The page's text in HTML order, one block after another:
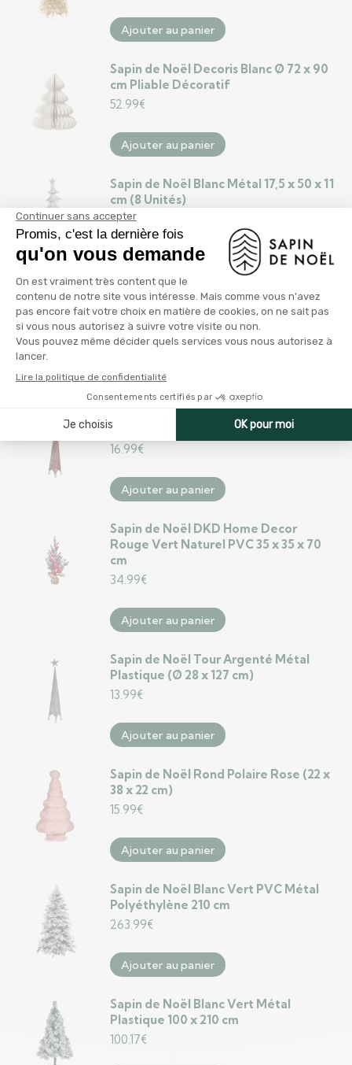
Ajouter au panier
Sapin de Noël Decoris Blanc Ø 72 x 90
cm Pliable Décoratif
52.99€
Ajouter au panier
Sapin de Noël Blanc Métal 17,5 x 50 x 11
cm (8 Unités)
65.99
Ajouter au panier
Sapin de Noël Tour Étoile Doré Métal
Plastique 39 x 186 x 39 cm (4 Unités)
71.99€
Ajouter au panier
Plastique (Ø 34 x 154 cm)
16.99€
Ajouter au panier
Sapin de Noël DKD Home Decor
Rouge Vert Naturel PVC 35 x 35 x 70
cm
34.99€
Ajouter au panier
Sapin de Noël Tour Argenté Métal
Plastique (Ø 28 x 127 cm)
13.99€
Ajouter au panier
Sapin de Noël Rond Polaire Rose (22 x
38 x 22 cm)
15.99€
Ajouter au panier
Sapin de Noël Blanc Vert PVC Métal
Polyéthylène 210 cm
263.99€
Ajouter au panier
Sapin de Noël Blanc Vert Métal
Plastique 100 x 210 cm
100.17€